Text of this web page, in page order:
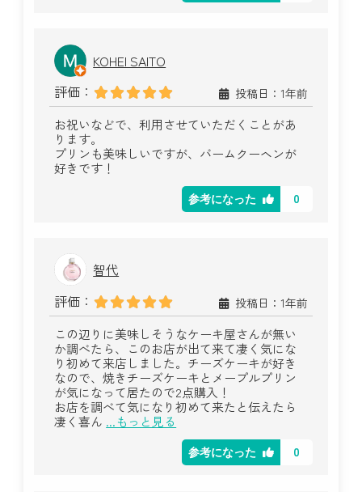
KOHEI SAITO
評価：
投稿日：1年前
お祝いなどで、利用させていただくことがあ
ります。
プリンも美味しいですが、バームクーヘンが
好きです！
参考になった 0
智代
評価：
投稿日：1年前
この辺りに美味しそうなケーキ屋さんが無い
か調べたら、このお店が出て来て凄く気にな
り初めて来店しました。チーズケーキが好き
なので、焼きチーズケーキとメープルプリン
が気になって居たので2点購入！
お店を調べて気になり初めて来たと伝えたら
凄く喜ん ...もっと見る
参考になった 0